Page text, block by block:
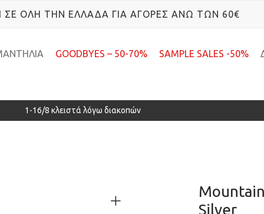
GOODBYES – 50-70% SAMPLE SALES -50%
ΟΛΗ ΤΗΝ ΕΛΛΑΔΑ ΓΙΑ ΑΓΟΡΕΣ ΑΝΩ ΤΩΝ 60€
1-16/8 κλειστά λόγω διακοπών
Silver